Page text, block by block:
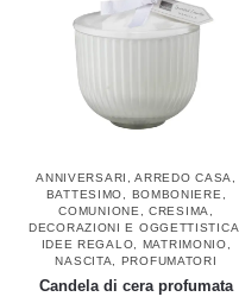
ANNIVERSARI ,ARREDO CASA
BATTESIMO
BOMBONIERE
COMUNIONE
,CRESIMA
DECORAZIONI E OGGETTISTICA
IDEE REGALO
MATRIMONIO
NASCITA
PROFUMATORI
Candela di cera profumata